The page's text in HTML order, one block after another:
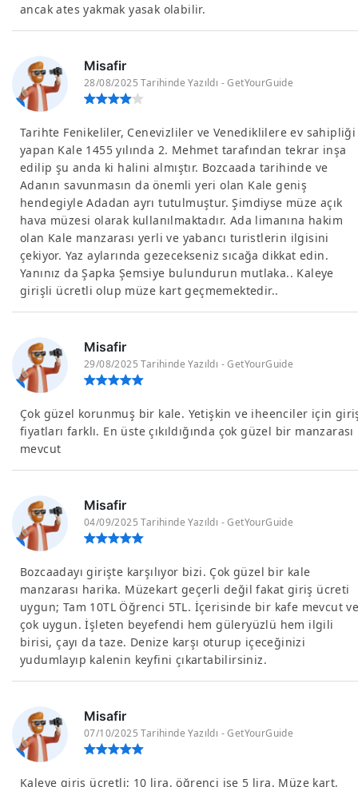
ancak ates yakmak yasak olabilir.
Misafir
28/08/2025 Tarihinde Yazıldı - GetYourGuide
Tarihte Fenikeliler, Cenevizliler ve Venediklilere ev sahipliği
yapan Kale 1455 yılında 2. Mehmet tarafından tekrar inşa
edilip şu anda ki halini almıştır. Bozcaada tarihinde ve
Adanın savunmasın da önemli yeri olan Kale geniş
hendegiyle Adadan ayrı tutulmuştur. Şimdiyse müze açık
hava müzesi olarak kullanılmaktadır. Ada limanına hakim
olan Kale manzarası yerli ve yabancı turistlerin ilgisini
çekiyor. Yaz aylarında gezecekseniz sıcağa dikkat edin.
Yanınız da Şapka Şemsiye bulundurun mutlaka.. Kaleye
girişli ücretli olup müze kart geçmemektedir..
Misafir
29/08/2025 Tarihinde Yazıldı - GetYourGuide
Çok güzel korunmuş bir kale. Yetişkin ve iheenciler için
fiyatları farklı. En üste çıkıldığında çok güzel bir manzarası
mevcut
Misafir
04/09/2025 Tarihinde Yazıldı - GetYourGuide
Bozcaadayı girişte karşılıyor bizi. Çok güzel bir kale
manzarası harika. Müzekart geçerli değil fakat giriş ücreti
uygun; Tam 10TL Öğrenci 5TL. İçerisinde bir kafe mevcut
çok uygun. İşleten beyefendi hem güleryüzlü hem ilgili
birisi, çayı da taze. Denize karşı oturup içeceğinizi
yudumlayıp kalenin keyfini çıkartabilirsiniz.
Misafir
07/10/2025 Tarihinde Yazıldı - GetYourGuide
Kaleye giriş ücretli; 10 lira, öğrenci ise 5 lira. Müze kart,